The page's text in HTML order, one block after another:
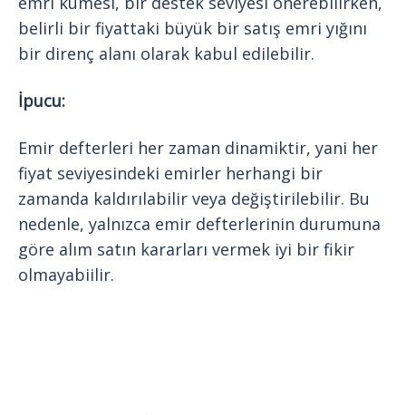
belirli bir fiyattaki büyük bir satış emri yığını
bir direnç alanı olarak kabul edilebilir.
İpucu:
Emir defterleri her zaman dinamiktir, yani her
fiyat seviyesindeki emirler herhangi bir
zamanda kaldırılabilir veya değiştirilebilir. Bu
nedenle, yalnızca emir defterlerinin durumuna
göre alım satın kararları vermek iyi bir fikir
olmayabiilir.